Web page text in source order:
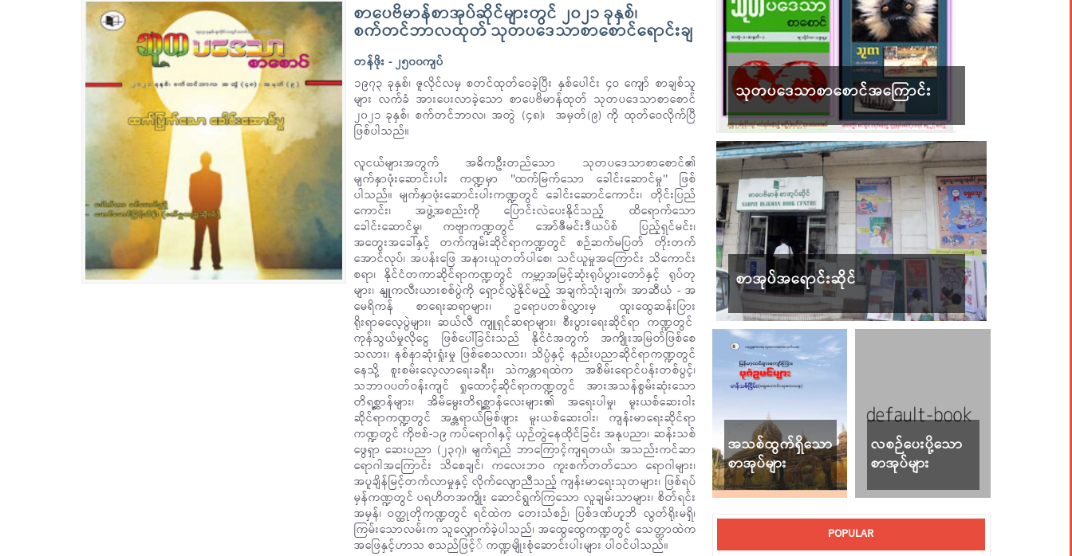
စာပေဗိမာန်စာအုပ်ဆိုင်များတွင် ၂၀၂၁ ခုနှစ်၊
စက်တင်ဘာလထုတ် သုတပဒေသာစာစောင်ရောင်းချ
တန်ဖိုး - ၂၅၀၀ကျပ်
၁၉၇၃ ခုနှစ်၊ ဇူလိုင်လမှ စတင်ထုတ်ဝေခဲ့ပြီး နှစ်ပေါင်း ၄ဝ ကျော် စာချစ်သူ
များ လက်ခံ အားပေးလာခဲ့သော စာပေဗိမာန်ထုတ် သုတပဒေသာစာစောင်
၂၀၂၁ ခုနှစ်၊ စက်တင်ဘာလ၊ အတွဲ (၄၈)၊ အမှတ်(၉) ကို ထုတ်ဝေလိုက်ပြီ
ဖြစ်ပါသည်။
လူငယ်များအတွက် အဓိကဦးတည်သော သုတပဒေသာစာစောင်၏
မျက်နှာဖုံးဆောင်းပါး ကဏ္ဍမှာ ''ထက်မြက်သော ခေါင်းဆောင်မှု'' ဖြစ်
ပါသည်။ မျက်နှာဖုံးဆောင်းပါးကဏ္ဍတွင် ခေါင်းဆောင်ကောင်း၊ တိုင်းပြည်
ကောင်း၊ အဖွဲ့အစည်းကို ပြောင်းလဲပေးနိုင်သည့် ထိရောက်သော
ခေါင်းဆောင်မှု၊ ကဗျာကဏ္ဍတွင် အော်ဇီမင်းဒီယပ်စ် ပြည့်ရှင်မင်း၊
အတွေးအခေါ်နှင့် တက်ကျမ်းဆိုင်ရာကဏ္ဍတွင် စဉ်ဆက်မပြတ် တိုးတက်
အောင်လုပ်၊ အပန်းဖြေ အနားယူတတ်ပါစေ၊ သင်ယူမှုအကြောင်း သိကောင်း
စရာ၊ နိုင်ငံတကာဆိုင်ရာကဏ္ဍတွင် ကမ္ဘာ့အမြင့်ဆုံးရုပ်ပွားတော်နှင့် ရုပ်တု
များ၊ နျူကလီးယားစစ်ပွဲကို ရှောင်လွှဲနိုင်မည့် အချက်သုံးချက်၊ အာဆီယံ - အ
မေရိကန် စာရေးဆရာများ၊ ဥရောပတစ်လွှားမှ ထူးထွေဆန်းပြား
ရိုးရာဓလေ့ပွဲများ၊ ဆယ်လီ ကျူရှင်ဆရာများ၊ စီးပွားရေးဆိုင်ရာ ကဏ္ဍတွင်
ကုန်သွယ်မှုလိုငွေ ဖြစ်ပေါ်ခြင်းသည် နိုင်ငံအတွက် အကျိုးအမြတ်ဖြစ်စေ
သလား၊ နစ်နာဆုံးရှုံးမှု ဖြစ်စေသလား၊ သိပ္ပံနှင့် နည်းပညာဆိုင်ရာကဏ္ဍတွင်
နေသို့ စူးစမ်းလေ့လာရေးခရီး၊ သဲကန္တာရထဲက အစိမ်းရောင်ပန်းတစ်ပွင့်၊
သဘာ၀ပတ်ဝန်းကျင် ရှုထောင့်ဆိုင်ရာကဏ္ဍတွင် အားအသန်စွမ်းဆုံးသော
တိရစ္ဆာန်များ၊ အိမ်မွေးတိရစ္ဆာန်လေးများ၏ အရေးပါမှု၊ မူးယစ်ဆေးဝါး
ဆိုင်ရာကဏ္ဍတွင် အန္တရာယ်မြစ်ဖျား မူးယစ်ဆေးဝါး၊ ကျန်းမာရေးဆိုင်ရာ
ကဏ္ဍတွင် ကိုဗစ်-၁၉ ကပ်ရောဂါနှင့် ယှဉ်တွဲနေထိုင်ခြင်း အနုပညာ၊ ဆန်းသစ်
ဖွေရှာ ဆေးပညာ (၂၃၇)၊ မျက်ရည် ဘာကြောင့်ကျရတယ်၊ အသည်းကင်ဆာ
ရောဂါအကြောင်း သိစေချင်၊ ကလေးဘဝ ကူးစက်တတ်သော ရောဂါများ၊
အပူချိန်မြင့်တက်လာမှုနှင့် လိုက်လျောညီသည့် ကျန်းမာရေးသုတများ၊ ဖြစ်ရပ်
မှန်ကဏ္ဍတွင် ပရဟိတအကျိုး ဆောင်ရွက်ကြသော လူချမ်းသာများ၊ စိတ်ရင်း
အမှန်၊ ဝတ္ထုတိုကဏ္ဍတွင် ရင်ထဲက တေးသံစဉ်၊ ပြစ်ဒဏ်ဟူဘိ လွတ်ရိုးမရှိ၊
ကြမ်းသောလမ်းက သူလျှောက်ခဲ့ပါသည်၊ အထွေထွေကဏ္ဍတွင် သေတ္တာထဲက
အဖြေနှင့်ဟာသ စသည်ဖြင့်် ကဏ္ဍမျိုးစုံဆောင်းပါးများ ပါဝင်ပါသည်။
သုတပဒေသာစာစောင်အကြောင်း
စာအုပ်အရောင်းဆိုင်
အသစ်ထွက်ရှိသော
စာအုပ်များ
လစဉ်ပေးပို့သော
စာအုပ်များ
POPULAR